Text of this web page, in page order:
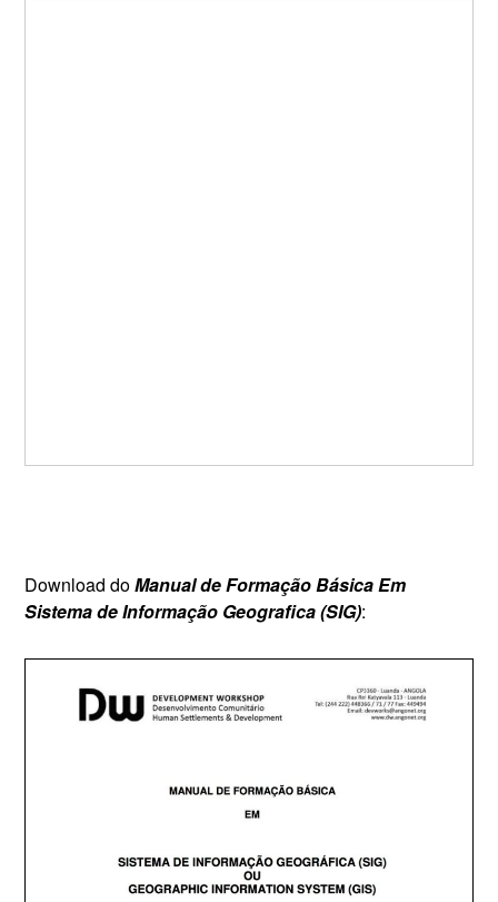
Download doManual de Formação Básica Em
Sistema de Informação Geografica (SIG):